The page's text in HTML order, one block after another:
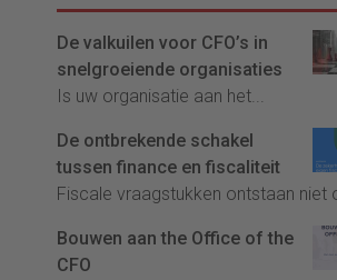
De valkuilen voor CFO’s in
snelgroeiende organisaties
Is uw organisatie aan het...
De ontbrekende schakel
tussen finance en fiscaliteit
Fiscale vraagstukken ontstaan niet
Bouwen aan the Office of the
CFO